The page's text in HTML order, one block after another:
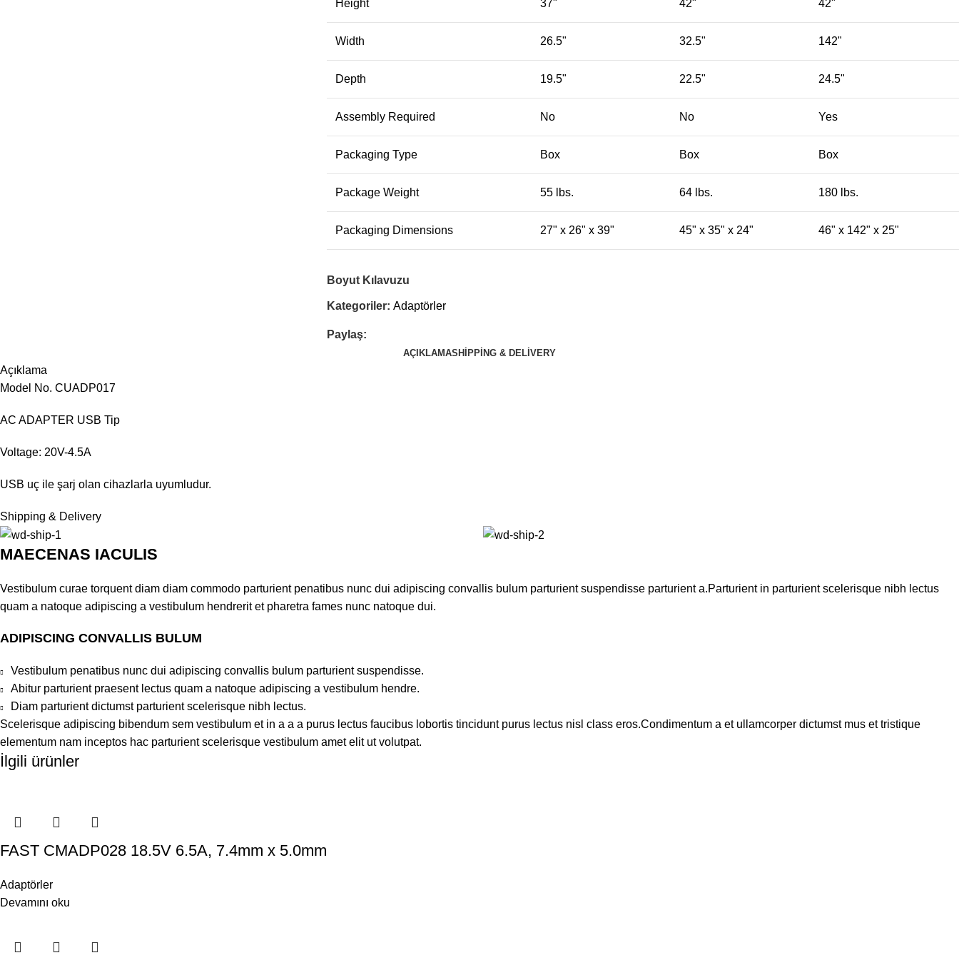
Height 37" 42" 42"
Width 26.5" 32.5" 142"
Depth 19.5" 22.5" 24.5"
Assembly Required No No Yes
Packaging Type Box Box Box
Package Weight 55 lbs. 64 lbs. 180 lbs.
Packaging Dimensions 27" x 26" x 39" 45" x 35" x 24" 46" x 142" x 25"
Boyut Kılavuzu
Kategoriler: Adaptörler
Paylaş:
AÇIKLAMASHIPPING & DELIVERY
Açıklama
Model No. CUADP017
AC ADAPTER USB Tip
Voltage: 20V-4.5A
USB uç ile şarj olan cihazlarla uyumludur.
Shipping & Delivery
MAECENAS IACULIS
Vestibulum curae torquent diam diam commodo parturient penatibus nunc dui adipiscing convallis bulum parturient suspendisse parturient a.Parturient in parturient scelerisque nibh lectus
quam a natoque adipiscing a vestibulum hendrerit et pharetra fames nunc natoque dui.
ADIPISCING CONVALLIS BULUM
Vestibulum penatibus nunc dui adipiscing convallis bulum parturient suspendisse.
Abitur parturient praesent lectus quam a natoque adipiscing a vestibulum hendre.
Diam parturient dictumst parturient scelerisque nibh lectus.
Scelerisque adipiscing bibendum sem vestibulum et in a a a purus lectus faucibus lobortis tincidunt purus lectus nisl class eros.Condimentum a et ullamcorper dictumst mus et tristique
elementum nam inceptos hac parturient scelerisque vestibulum amet elit ut volutpat.
İlgili ürünler
FAST CMADP028 18.5V 6.5A, 7.4mm x 5.0mm
Adaptörler
Devamını oku